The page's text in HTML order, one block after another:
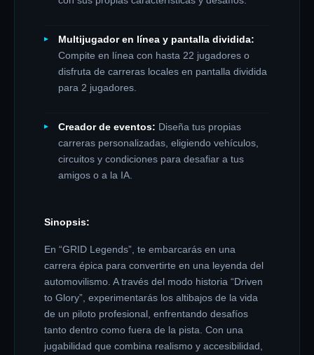
Multijugador en línea y pantalla dividida:
Compite en línea con hasta 22 jugadores o
disfruta de carreras locales en pantalla dividida
para 2 jugadores.
Creador de eventos: Diseña tus propias
carreras personalizadas, eligiendo vehículos,
circuitos y condiciones para desafiar a tus
amigos o a la IA.
Sinopsis:
En “GRID Legends”, te embarcarás en una
carrera épica para convertirte en una leyenda del
automovilismo. A través del modo historia “Driven
to Glory”, experimentarás los altibajos de la vida
de un piloto profesional, enfrentando desafíos
tanto dentro como fuera de la pista. Con una
jugabilidad que combina realismo y accesibilidad,